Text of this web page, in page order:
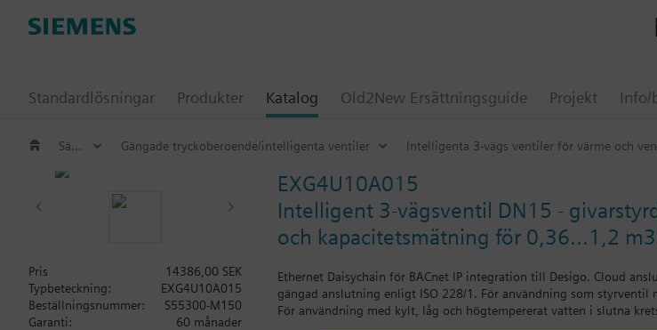
Standardlösningar Produkter Katalog Old2New Ersättningsguide Projekt Info/
Sätesventiler och tryckoberoende kombiventiler Gängade tryckoberoende/intelligenta ventiler Intelligenta 3-vägs ventiler för värme och
EXG4U10A015
Intelligent 3-vägsventil DN15 -
och kapacitetsmätning för 0,36...1,2
Ethernet Daisychain för BACnet IP integration till Desigo. Cloud
gängad anslutning enligt ISO 228/1. För användning som
För användning med kylt, låg och högtempererat vatten i slutna
Pris
14386,00 SEK
Typbeteckning:
EXG4U10A015
Beställningsnummer:
S55300-M150
Garanti:
60 månader